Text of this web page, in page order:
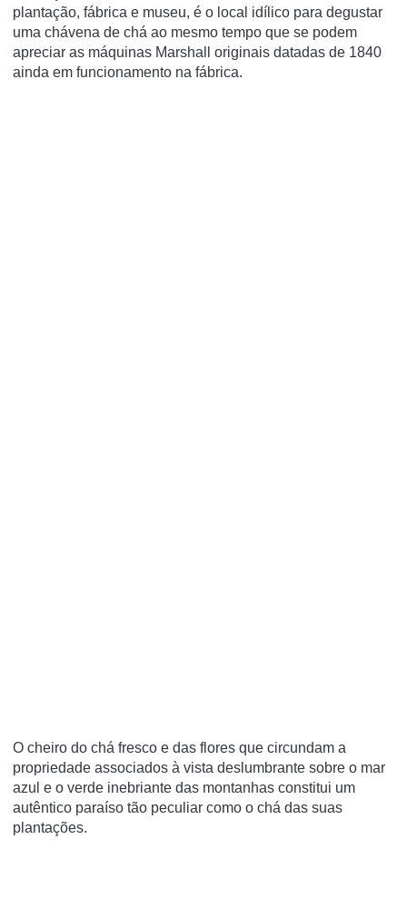
plantação, fábrica e museu, é o local idílico para degustar
uma chávena de chá ao mesmo tempo que se podem
apreciar as máquinas Marshall originais datadas de 1840
ainda em funcionamento na fábrica.
O cheiro do chá fresco e das flores que circundam a
propriedade associados à vista deslumbrante sobre o mar
azul e o verde inebriante das montanhas constitui um
autêntico paraíso tão peculiar como o chá das suas
plantações.